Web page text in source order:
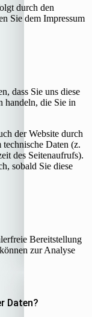
durch den
Sie dem Impressum
dass Sie uns diese
handeln, die Sie in
der Website durch
Daten (z.
des Seitenaufrufs).
sobald Sie diese
Bereitstellung
zur Analyse
Daten?